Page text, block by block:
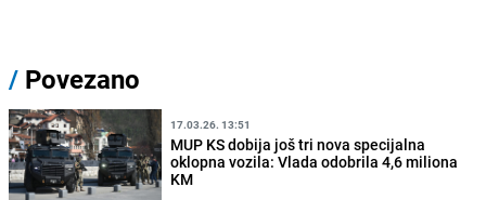
/ Povezano
17.03.26. 13:51
MUP KS dobija još tri nova specijalna
oklopna vozila: Vlada odobrila 4,6 miliona
KM